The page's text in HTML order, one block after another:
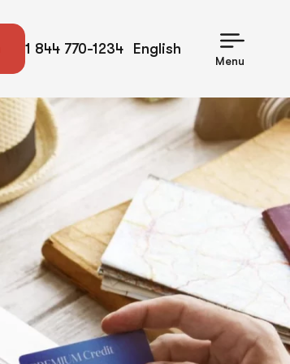
1 844 770-1234 English
Menu